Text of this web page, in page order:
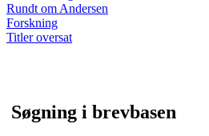
Rundt om Andersen
Forskning
Titler oversat
Søgning i brevbasen